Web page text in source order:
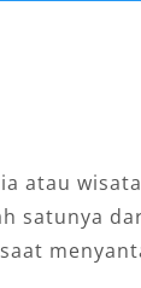
atau
satunya